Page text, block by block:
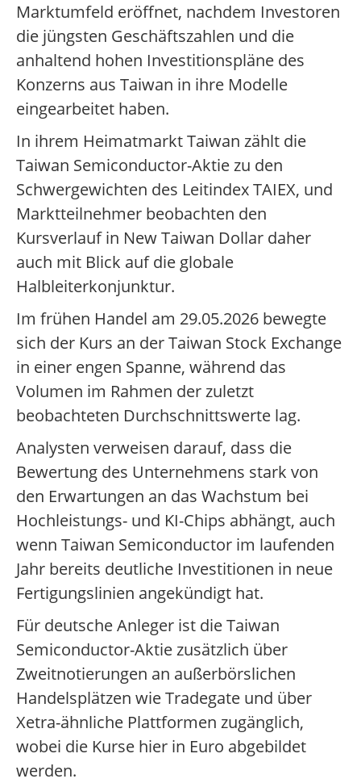
Marktumfeld eröffnet, nachdem Investoren
die jüngsten Geschäftszahlen und die
anhaltend hohen Investitionspläne des
Konzerns aus Taiwan in ihre Modelle
eingearbeitet haben.
In ihrem Heimatmarkt Taiwan zählt die
Taiwan Semiconductor-Aktie zu den
Schwergewichten des Leitindex TAIEX, und
Marktteilnehmer beobachten den
Kursverlauf in New Taiwan Dollar daher
auch mit Blick auf die globale
Halbleiterkonjunktur.
Im frühen Handel am 29.05.2026 bewegte
sich der Kurs an der Taiwan Stock Exchange
in einer engen Spanne, während das
Volumen im Rahmen der zuletzt
beobachteten Durchschnittswerte lag.
Analysten verweisen darauf, dass die
Bewertung des Unternehmens stark von
den Erwartungen an das Wachstum bei
Hochleistungs- und KI-Chips abhängt, auch
wenn Taiwan Semiconductor im laufenden
Jahr bereits deutliche Investitionen in neue
Fertigungslinien angekündigt hat.
Für deutsche Anleger ist die Taiwan
Semiconductor-Aktie zusätzlich über
Zweitnotierungen an außerbörslichen
Handelsplätzen wie Tradegate und über
Xetra-ähnliche Plattformen zugänglich,
wobei die Kurse hier in Euro abgebildet
werden.